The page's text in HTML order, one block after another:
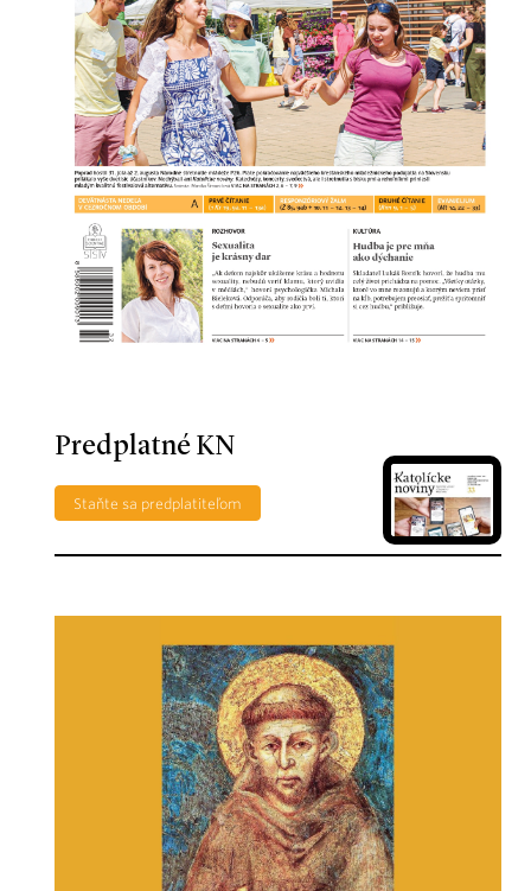
Predplatné KN
Staňte sa predplatiteľom